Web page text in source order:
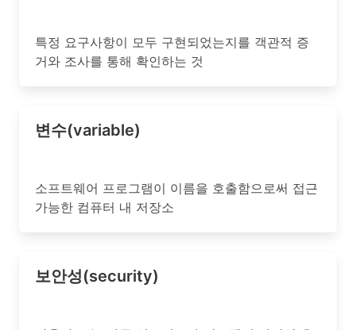
특정 요구사항이 모두 구현되었는지를 객관적 증
거와 조사를 통해 확인하는 것
변수(variable)
소프트웨어 프로그램이 이름을 호출함으로써 접근
가능한 컴퓨터 내 저장소
보안성(security)